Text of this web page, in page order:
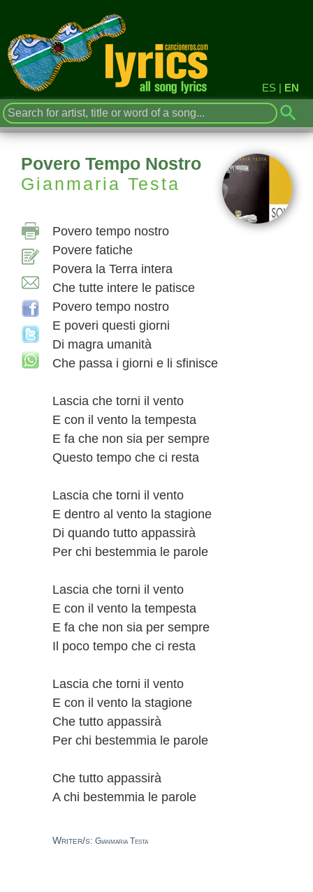
ES | EN
Povero Tempo Nostro
Gianmaria Testa
Povero tempo nostro
Povere fatiche
Povera la Terra intera
Che tutte intere le patisce
Povero tempo nostro
E poveri questi giorni
Di magra umanità
Che passa i giorni e li sfinisce
Lascia che torni il vento
E con il vento la tempesta
E fa che non sia per sempre
Questo tempo che ci resta
Lascia che torni il vento
E dentro al vento la stagione
Di quando tutto appassirà
Per chi bestemmia le parole
Lascia che torni il vento
E con il vento la tempesta
E fa che non sia per sempre
Il poco tempo che ci resta
Lascia che torni il vento
E con il vento la stagione
Che tutto appassirà
Per chi bestemmia le parole
Che tutto appassirà
A chi bestemmia le parole
Writer/s: Gianmaria Testa